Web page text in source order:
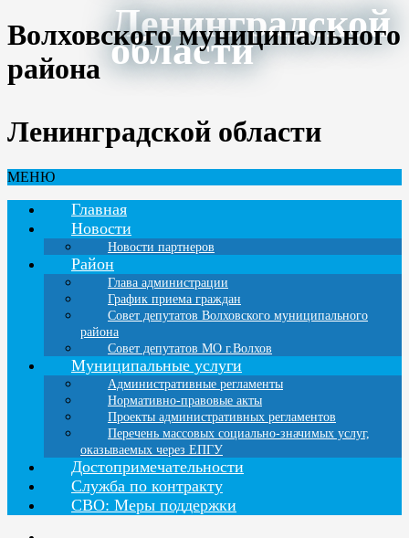
Ленинградской
области
Волховского муниципального
района
Ленинградской области
МЕНЮ
Главная
Новости
Новости партнеров
Район
Глава администрации
График приема граждан
Совет депутатов Волховского муниципального
района
Совет депутатов МО г.Волхов
Муниципальные услуги
Административные регламенты
Нормативно-правовые акты
Проекты административных регламентов
Перечень массовых социально-значимых услуг,
оказываемых через ЕПГУ
Достопримечательности
Служба по контракту
СВО: Меры поддержки